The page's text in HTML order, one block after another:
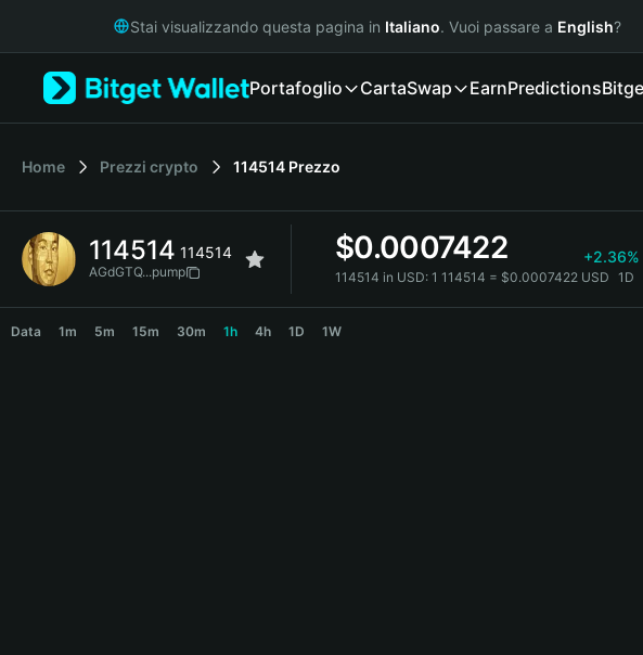
Русский
Italiano
简体中文
繁體中文
Bahasa Indonesia
Stai visualizzando questa pagina in Italiano. Vuoi passare a English?
Portafoglio CartaSwap EarnPredictions
Home Prezzi crypto 114514 Prezzo
114514 114514
AGdGTQ...pump
$0.0007422 +2.36%
114514 in USD: 1 114514 = $0.0007422 USD 1D
Data 1m 5m 15m 30m 1h 4h 1D 1W